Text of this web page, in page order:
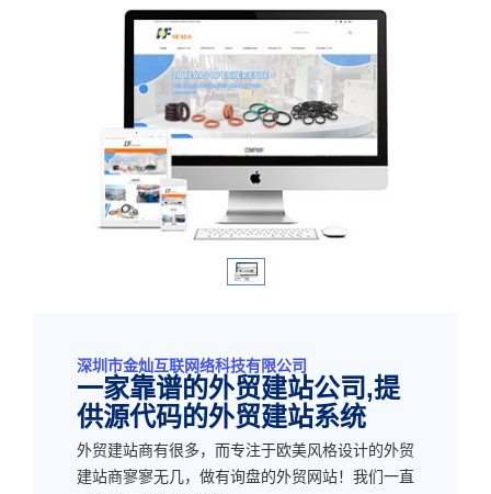
深圳市金灿互联网络科技有限公司
一家靠谱的外贸建站公司,提
供源代码的外贸建站系统
外贸建站商有很多，而专注于欧美风格设计的外贸
建站商寥寥无几，做有询盘的外贸网站！我们一直